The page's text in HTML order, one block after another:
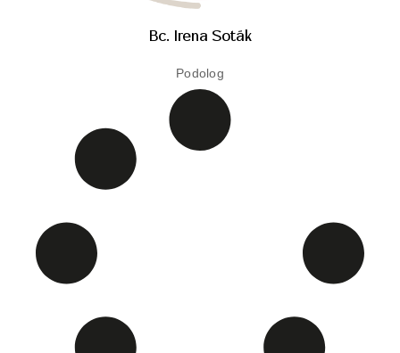
Bc. Irena Soták
Podolog